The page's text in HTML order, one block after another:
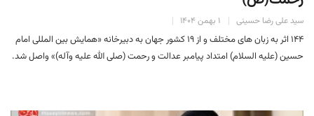
سید علی رضا حسینی ۱ بهمن ۱۴۰۴
۱۴۴ اثر به زبان های مختلف و از ۱۹ کشور جهان به دبیرخانه «همایش بین المللی امام
حسین (علیه السلام) امتداد پیامبر عدالت و رحمت (صلی الله علیه وآله)» واصل شد.